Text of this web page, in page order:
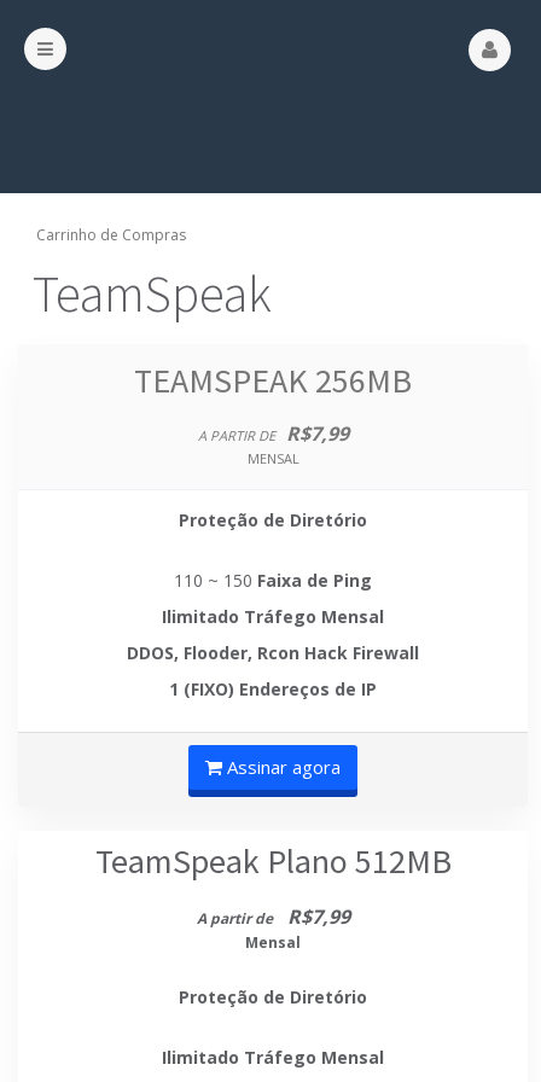
Carrinho de Compras
TeamSpeak
TEAMSPEAK 256MB
A PARTIR DE R$7,99
MENSAL
Proteção de Diretório
110 ~ 150 Faixa de Ping
Ilimitado Tráfego Mensal
DDOS, Flooder, Rcon Hack Firewall
1 (FIXO) Endereços de IP
Assinar agora
TeamSpeak Plano 512MB
A partir de R$7,99
Mensal
Proteção de Diretório
Ilimitado Tráfego Mensal